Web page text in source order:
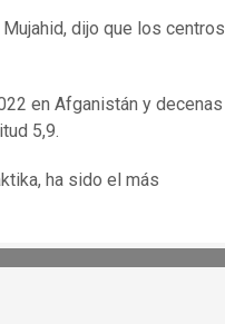
dijo que los centros
en Afganistán y decenas
5,9.
ha sido el más